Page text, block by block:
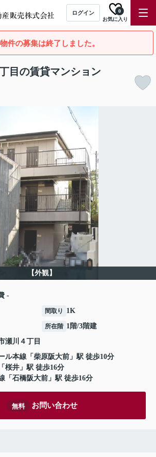
ログイン
お気に入り
0
件の募集は終了しました。
目の賃貸マンション
【外観】
-
間取り 1K
所在階 1階/3階建
瀬川 ４丁目
ル本線 「 柴原阪大前 」駅 徒歩10分
「 桜井 」駅 徒歩16分
「 石橋阪大前 」駅 徒歩16分
無料 お問い合わせ